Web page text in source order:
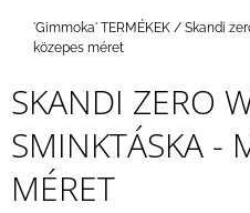
Kezdőlap
'Gimmoka' TERMÉKEK / Skandi
közepes méret
SKANDI ZERO
SMINKTÁSKA -
MÉRET
E
R
E
S
?